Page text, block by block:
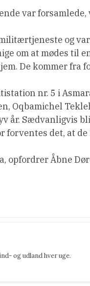
var
og
om at mødes til
De kommer fra
nr. 5 i
Oqbamichel
år. Sædvanligvis
forventes det, at
opfordrer Åbne
og udland hver uge.